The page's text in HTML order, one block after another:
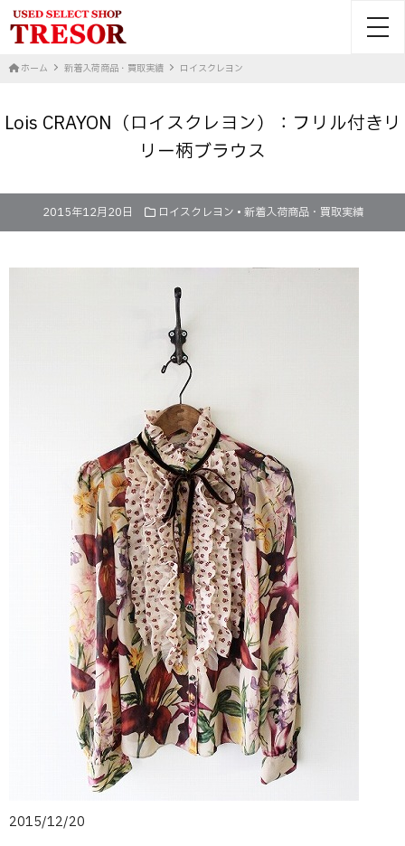
ホーム 新着入荷商品・買取実績 ロイスクレヨン
Lois CRAYON（ロイスクレヨン）：フリル付きリ
リー柄ブラウス
2015年12月20日 ロイスクレヨン • 新着入荷商品・買取実績
2015/12/20